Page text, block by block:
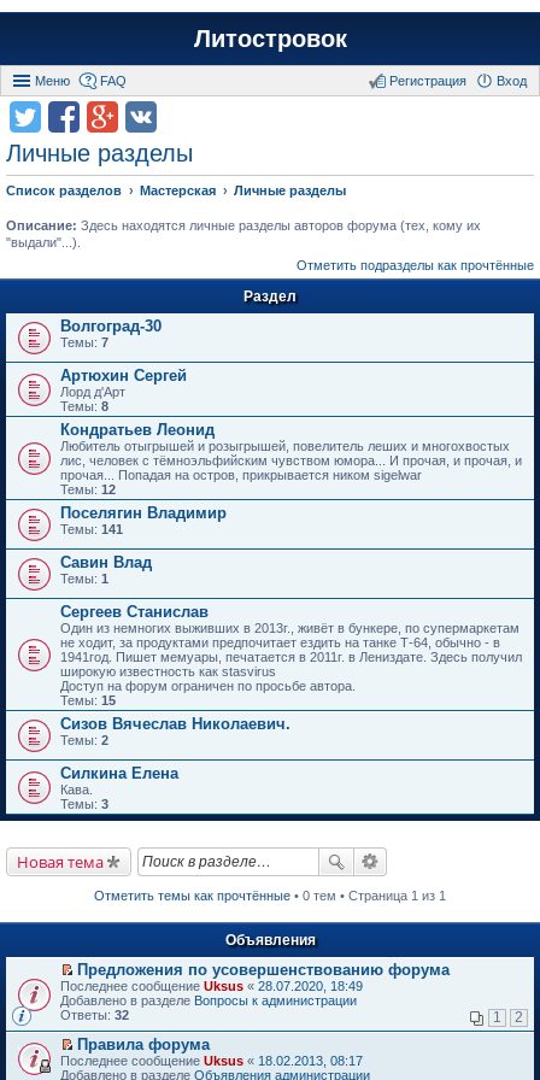
Литостровок
Меню FAQ Вход
Регистрация
Личные разделы
Список разделов Мастерская Личные разделы
Описание: Здесь находятся личные разделы авторов форума (тех, кому их
"выдали"...).
Отметить подразделы как прочтённые
Раздел
Волгоград-30
Темы: 7
Артюхин Сергей
Лорд д'Арт
Темы: 8
Кондратьев Леонид
Любитель отыгрышей и розыгрышей, повелитель леших и многохвостых
лис, человек с тёмноэльфийским чувством юмора... И прочая, и прочая, и
прочая... Попадая на остров, прикрывается ником sigelwar
Темы: 12
Поселягин Владимир
Темы: 141
Савин Влад
Темы: 1
Сергеев Станислав
Один из немногих выживших в 2013г., живёт в бункере, по супермаркетам
не ходит, за продуктами предпочитает ездить на танке Т-64, обычно - в
1941год. Пишет мемуары, печатается в 2011г. в Лениздате. Здесь получил
широкую известность как stasvirus
Доступ на форум ограничен по просьбе автора.
Темы: 15
Сизов Вячеслав Николаевич.
Темы: 2
Силкина Елена
Кава.
Темы: 3
Новая тема
Отметить темы как прочтённые • 0 тем • Страница 1 из 1
Объявления
П
е
р
й
т
и
Предложения по усовершенствованию форума
Последнее сообщение Uksus « 28.07.2020, 18:49
Добавлено в разделе Вопросы к администрации
Ответы: 32 1 2
П
е
Правила форума
Последнее сообщение Uksus « 18.02.2013, 08:17
Добавлено в разделе Объявления администрации